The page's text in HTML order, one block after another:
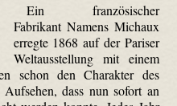
Ein französischer
Fabrikant Namens Michaux
erregte 1868 auf der Pariser
Weltausstellung mit einem
schon den Charakter des
dass nun sofort an